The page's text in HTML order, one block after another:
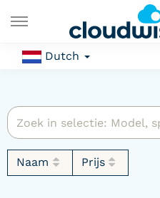
Dutch
Naam Prijs